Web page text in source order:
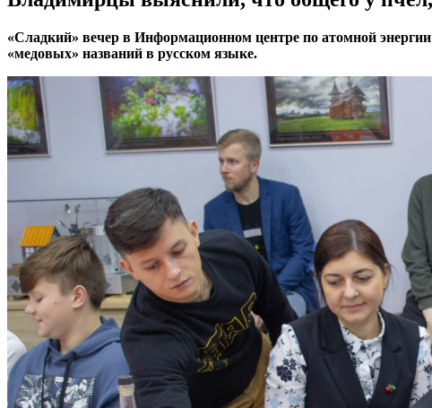
«Сладкий» вечер в Информационном центре по атомной
«медовых» названий в русском языке.